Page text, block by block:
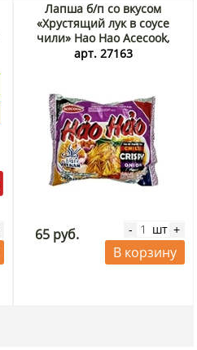
Лапша б/п со вкусом
«Хрустящий лук в соусе
чили» Hao Hao Acecook,
Вьетнам, 75 г
арт. 27163
65 руб. - шт +
В корзину